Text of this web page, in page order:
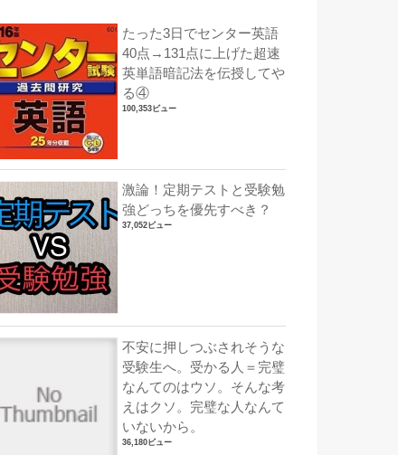
たった3日でセンター英語
40点→131点に上げた超速
英単語暗記法を伝授してや
る④
100,353ビュー
激論！定期テストと受験勉
強どっちを優先すべき？
37,052ビュー
不安に押しつぶされそうな
受験生へ。受かる人＝完璧
なんてのはウソ。そんな考
えはクソ。完璧な人なんて
いないから。
36,180ビュー